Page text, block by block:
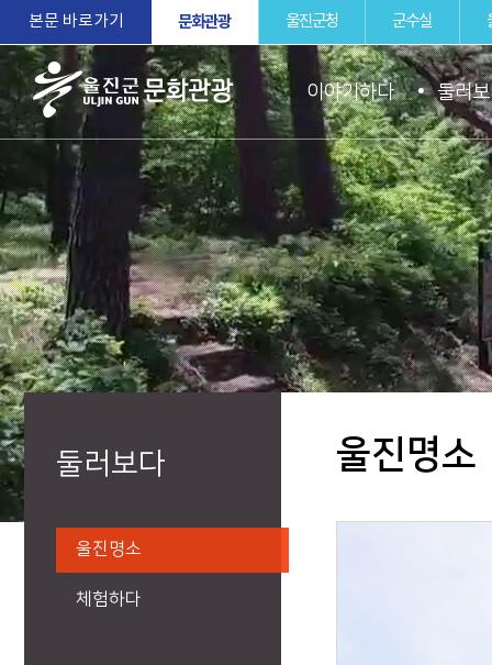
본문 바로가기 문화관광 울진군청 군수실
울진군문화관
광
이야기하다 둘러
둘러보다
울진명소
체험하다
울진명소